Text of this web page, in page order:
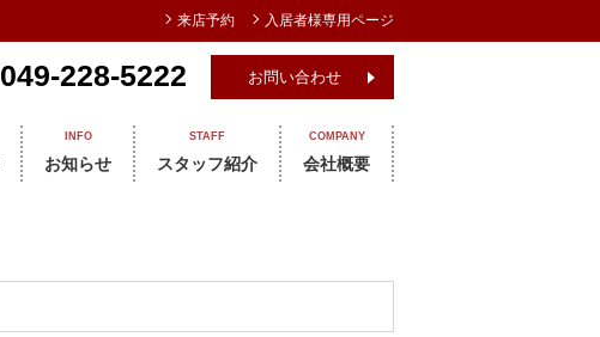
049-228-5222 お問い合わせ
INFO
お知らせ
STAFF
スタッフ紹介
COMPANY
会社概要
来店予約 入居者様専用ページ